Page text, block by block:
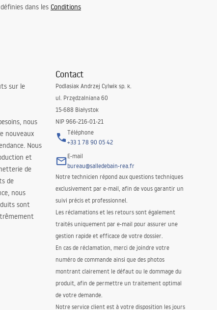
dans les Conditions
sur le
nous
nouveaux
Nous
et
de
de
nous
sont
Contact
Podlasiak Andrzej Cylwik sp. k.
ul. Przędzalniana 60
15-688 Białystok
NIP 966-216-01-21
Téléphone
+33 1 78 90 05 42
E-mail
bureau@salledebain-rea.fr
Notre technicien répond aux questions techniques
exclusivement par e-mail, afin de vous garantir un
suivi précis et professionnel.
Les réclamations et les retours sont également
traités uniquement par e-mail pour assurer une
gestion rapide et efficace de votre dossier.
En cas de réclamation, merci de joindre votre
numéro de commande ainsi que des photos
montrant clairement le défaut ou le dommage du
produit, afin de permettre un traitement optimal
de votre demande.
Notre service client est à votre disposition les jours